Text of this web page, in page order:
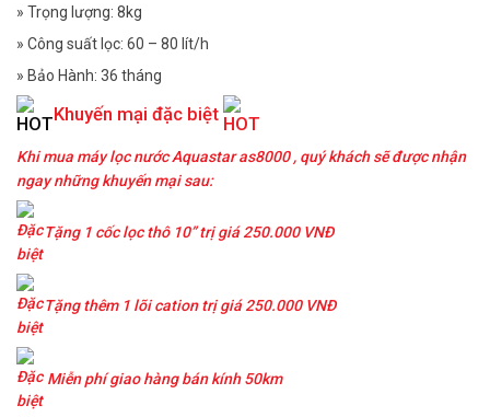
» Trọng lượng: 8kg
» Công suất lọc: 60 – 80 lít/h
» Bảo Hành: 36 tháng
Khuyến mại đặc biệt
Khi mua máy lọc nước Aquastar as8000 , quý khách sẽ được nhận
ngay những khuyến mại sau:
Tặng 1 cốc lọc thô 10” trị giá 250.000 VNĐ
Tặng thêm 1 lõi cation trị giá 250.000 VNĐ
Miễn phí giao hàng bán kính 50km